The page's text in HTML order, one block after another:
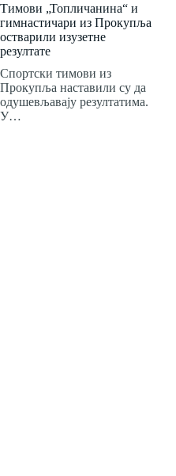
Тимови „Топличанина“ и
гимнастичари из Прокупља
остварили изузетне
резултате
Спортски тимови из
Прокупља наставили су да
одушевљавају резултатима.
У…